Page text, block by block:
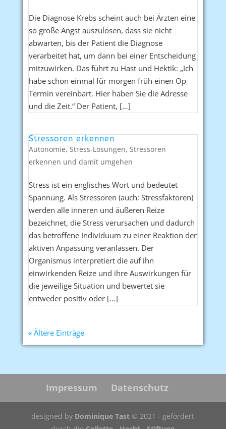
Die Diagnose Krebs scheint auch bei Ärzten eine
so große Angst auszulösen, dass sie nicht
abwarten, bis der Patient die Diagnose
verarbeitet hat, um dann bei einer Entscheidung
mitzuwirken. Das führt zu Hast und Hektik: „Ich
habe schon einmal für morgen früh einen Op-
Termin vereinbart. Hier haben Sie die Adresse
und die Zeit.“ Der Patient, […]
Stressoren erkennen
Autonomie, Stress-Lösungen, Stressoren
erkennen und damit umgehen
Stress ist ein englisches Wort und bedeutet
Spannung. Als Stressoren (auch: Stressfaktoren)
werden alle inneren und äußeren Reize
bezeichnet, die Stress verursachen und dadurch
das betroffene Individuum zu einer Reaktion der
aktiven Anpassung veranlassen. Der
Organismus interpretiert die auf ihn
einwirkenden Reize und ihre Auswirkungen für
die jeweilige Situation und bewertet sie
entweder positiv oder […]
« Ältere Einträge
Impressum Datenschutz
designed by Dominique Tast © 2021 - gefördert